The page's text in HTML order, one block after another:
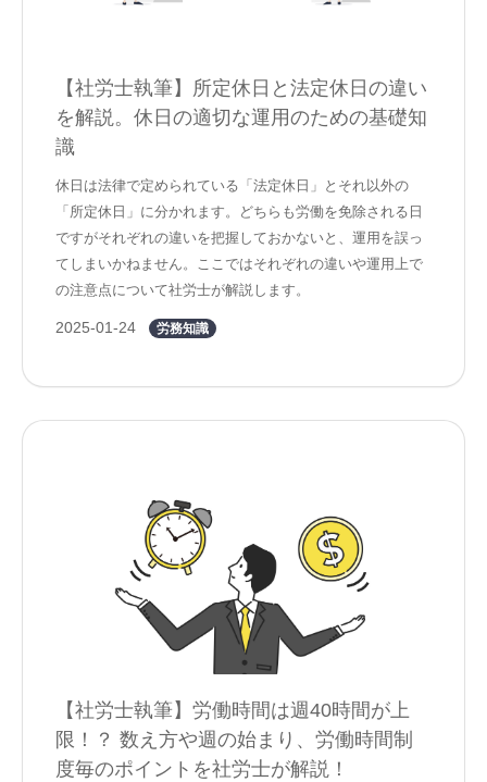
【社労士執筆】所定休日と法定休日の違い
を解説。休日の適切な運用のための基礎知
識
休日は法律で定められている「法定休日」とそれ以外の
「所定休日」に分かれます。どちらも労働を免除される日
ですがそれぞれの違いを把握しておかないと、運用を誤っ
てしまいかねません。ここではそれぞれの違いや運用上で
の注意点について社労士が解説します。
2025-01-24 労務知識
【社労士執筆】労働時間は週40時間が上
限！？ 数え方や週の始まり、労働時間制
度毎のポイントを社労士が解説！